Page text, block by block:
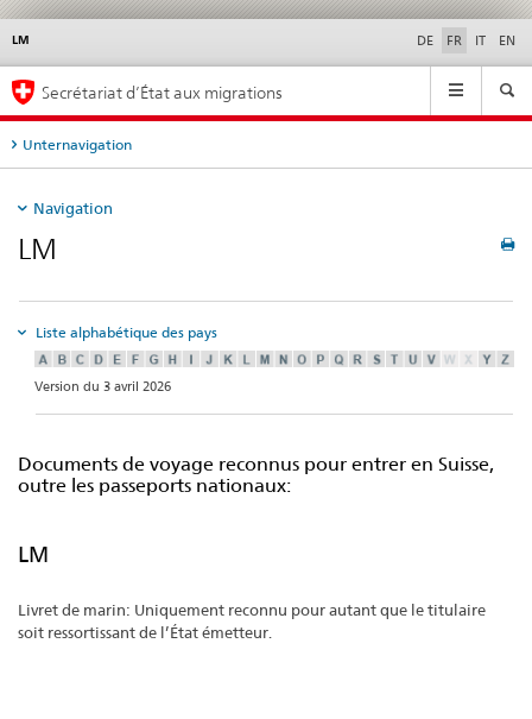
LM DE FR IT EN
Service
Navigation
Secrétariat d’État aux migrations
Unternavigation
Navigation
LM
Liste alphabétique des pays
Version du 3 avril 2026
Documents de voyage reconnus pour entrer en Suisse,
outre les passeports nationaux:
LM
Livret de marin: Uniquement reconnu pour autant que le titulaire
soit ressortissant de l’État émetteur.